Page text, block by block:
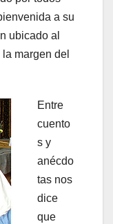
a su
ubicado al
margen del
Entre
cuento
s y
anécdo
tas nos
dice
que